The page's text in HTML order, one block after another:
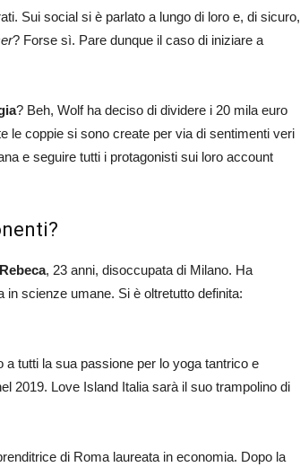
Sui social si è parlato a lungo di loro e, di sicuro,
? Forse sì. Pare dunque il caso di iniziare a
? Beh, Wolf ha deciso di dividere i 20 mila euro
le coppie si sono create per via di sentimenti veri
e seguire tutti i protagonisti sui loro account
Rebeca, 23 anni, disoccupata di Milano. Ha
scienze umane. Si è oltretutto definita:
tutti la sua passione per lo yoga tantrico e
2019. Love Island Italia sarà il suo trampolino di
di Roma laureata in economia. Dopo la